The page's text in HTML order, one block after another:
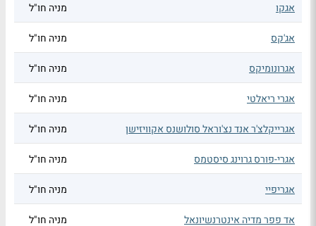
אגקו מניה חו"ל
אג'קס מניה חו"ל
אגרונומיקס מניה חו"ל
אגרי ריאלטי מניה חו"ל
אגרייקלצ'ר אנד נצ'וראל סולושנס אקוויזישן מניה חו"ל
אגרי-פורס גרוינג סיסטמס מניה חו"ל
אגריפיי מניה חו"ל
אד פפר מדיה אינטרנשיונאל מניה חו"ל